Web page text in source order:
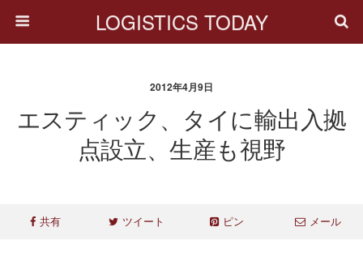
LOGISTICS TODAY
2012年4月9日
エスティック、タイに輸出入拠
点設立、生産も視野
共有 ツイート ピン メール